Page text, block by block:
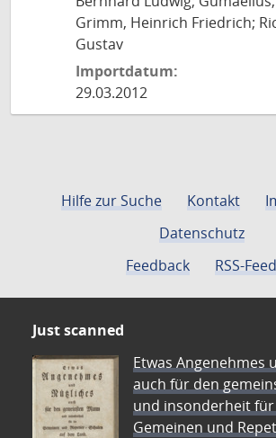
Grimm, Heinrich Friedrich;
Gustav
Importdatum:
29.03.2012
Hilfe zur Suche Kontakt
Datenschutz
Feedback
RSS-Feed
Just scanned
Etwas Angenehmes
auch für den
und insonderheit
Gemeinen und